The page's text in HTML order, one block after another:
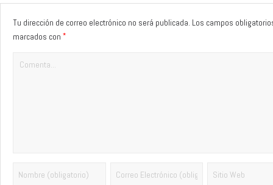
Tu dirección de correo electrónico no será publicada. Los campos
marcados con *